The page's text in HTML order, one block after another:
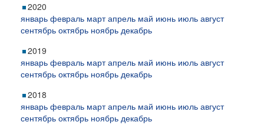
2020
январь февраль март апрель май июнь июль август
сентябрь октябрь ноябрь декабрь
2019
январь февраль март апрель май июнь июль август
сентябрь октябрь ноябрь декабрь
2018
январь февраль март апрель май июнь июль август
сентябрь октябрь ноябрь декабрь